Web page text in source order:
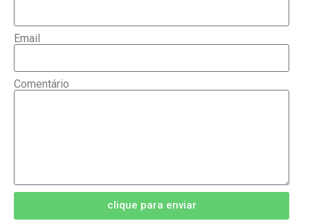
Email
Comentário
clique para enviar